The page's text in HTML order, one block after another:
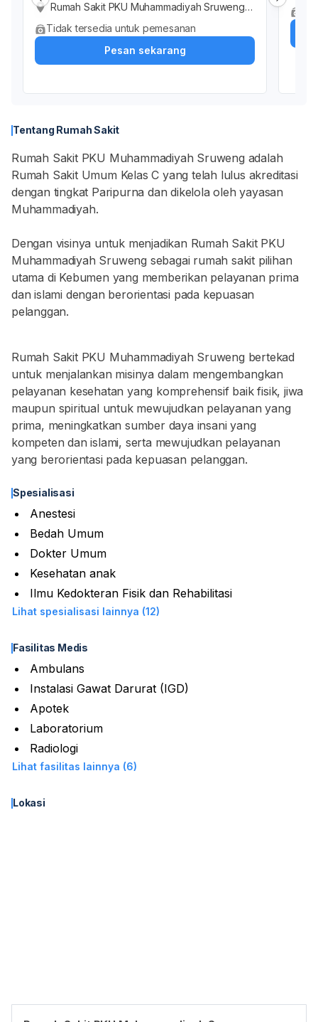
Rumah Sakit PKU Muhammadiyah Sruweng,
Jalan Raya Sruweng, Sruweng, Kabupaten K
ebumen, Jawa Tengah, Indonesia
Tidak tersedia untuk pemesanan
Pesan sekarang
Tentang Rumah Sakit
Rumah Sakit PKU Muhammadiyah Sruweng adalah
Rumah Sakit Umum Kelas C yang telah lulus akreditasi
dengan tingkat Paripurna dan dikelola oleh yayasan
Muhammadiyah.
Dengan visinya untuk menjadikan Rumah Sakit PKU
Muhammadiyah Sruweng sebagai rumah sakit pilihan
utama di Kebumen yang memberikan pelayanan prima
dan islami dengan berorientasi pada kepuasan
pelanggan.
Rumah Sakit PKU Muhammadiyah Sruweng bertekad
untuk menjalankan misinya dalam mengembangkan
pelayanan kesehatan yang komprehensif baik fisik, jiwa
maupun spiritual untuk mewujudkan pelayanan yang
prima, meningkatkan sumber daya insani yang
kompeten dan islami, serta mewujudkan pelayanan
yang berorientasi pada kepuasan pelanggan.
Spesialisasi
Anestesi
Bedah Umum
Dokter Umum
Kesehatan anak
Ilmu Kedokteran Fisik dan Rehabilitasi
Lihat spesialisasi lainnya (12)
Fasilitas Medis
Ambulans
Instalasi Gawat Darurat (IGD)
Apotek
Laboratorium
Radiologi
Lihat fasilitas lainnya (6)
Lokasi